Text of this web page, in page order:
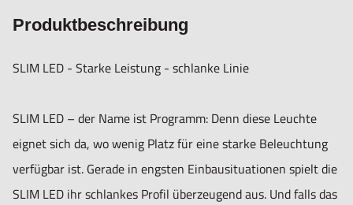
Produktbeschreibung
SLIM LED - Starke Leistung - schlanke Linie
SLIM LED – der Name ist Programm: Denn diese Leuchte
eignet sich da, wo wenig Platz für eine starke Beleuchtung
verfügbar ist. Gerade in engsten Einbausituationen spielt die
SLIM LED ihr schlankes Profil überzeugend aus. Und falls das